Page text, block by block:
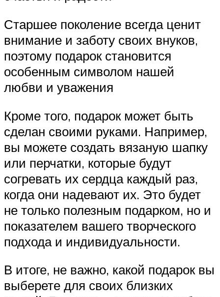
Старшее поколение всегда ценит
внимание и заботу своих внуков,
поэтому подарок становится
особенным символом нашей
любви и уважения
Кроме того, подарок может быть
сделан своими руками. Например,
вы можете создать вязаную шапку
или перчатки, которые будут
согревать их сердца каждый раз,
когда они надевают их. Это будет
не только полезным подарком, но и
показателем вашего творческого
подхода и индивидуальности.
В итоге, не важно, какой подарок вы
выберете для своих близких